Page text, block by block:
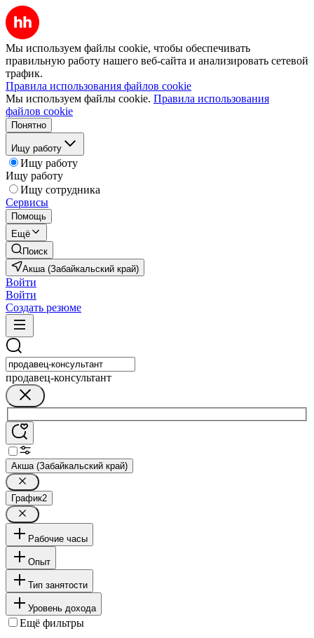
Мы используем файлы cookie, чтобы обеспечивать
правильную работу нашего веб-сайта и анализировать сетевой
трафик.
Правила использования файлов cookie
Мы используем файлы cookie. Правила использования
файлов cookie
Понятно
Ищу работу
Ищу работу
Ищу работу
Ищу сотрудника
Сервисы
Помощь
Ещё
Поиск
Акша (Забайкальский край)
Войти
Войти
Создать резюме
продавец-консультант
Акша (Забайкальский край)
График2
Рабочие часы
Опыт
Тип занятости
Уровень дохода
Ещё фильтры